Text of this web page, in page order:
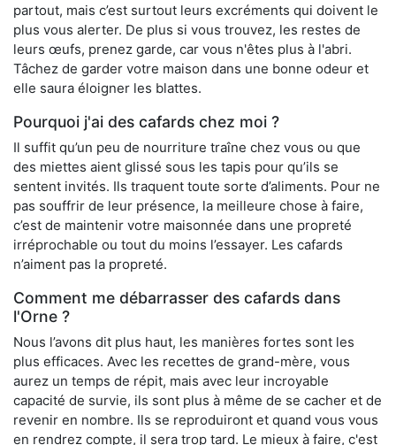
partout, mais c’est surtout leurs excréments qui doivent le
plus vous alerter. De plus si vous trouvez, les restes de
leurs œufs, prenez garde, car vous n'êtes plus à l'abri.
Tâchez de garder votre maison dans une bonne odeur et
elle saura éloigner les blattes.
Pourquoi j'ai des cafards chez moi ?
Il suffit qu’un peu de nourriture traîne chez vous ou que
des miettes aient glissé sous les tapis pour qu’ils se
sentent invités. Ils traquent toute sorte d’aliments. Pour ne
pas souffrir de leur présence, la meilleure chose à faire,
c’est de maintenir votre maisonnée dans une propreté
irréprochable ou tout du moins l’essayer. Les cafards
n’aiment pas la propreté.
Comment me débarrasser des cafards dans
l'Orne ?
Nous l’avons dit plus haut, les manières fortes sont les
plus efficaces. Avec les recettes de grand-mère, vous
aurez un temps de répit, mais avec leur incroyable
capacité de survie, ils sont plus à même de se cacher et de
revenir en nombre. Ils se reproduiront et quand vous vous
en rendrez compte, il sera trop tard. Le mieux à faire, c'est